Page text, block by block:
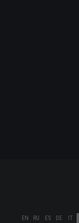
EN RU ES DE IT